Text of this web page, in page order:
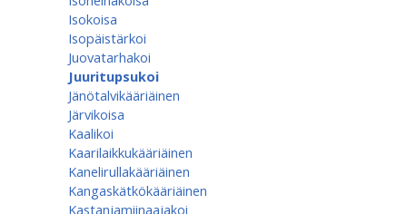
Isokoisa
Isopäistärkoi
Juovatarhakoi
Juuritupsukoi
Jänötalvikääriäinen
Järvikoisa
Kaalikoi
Kaarilaikkukääriäinen
Kanelirullakääriäinen
Kangaskätkökääriäinen
Kastanjamiinaajakoi